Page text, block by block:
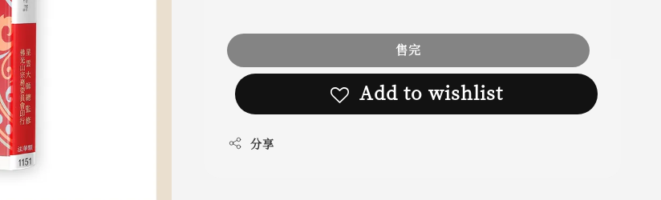
售完
Add to wishlist
分享